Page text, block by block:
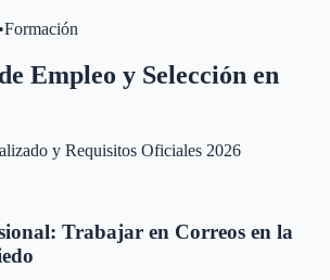
•Formación
Empleo y Selección en
y Requisitos Oficiales 2026
Trabajar en Correos en la